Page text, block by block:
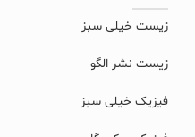
زیست خیلی سبز
زیست نشر الگو
فیزیک خیلی سبز